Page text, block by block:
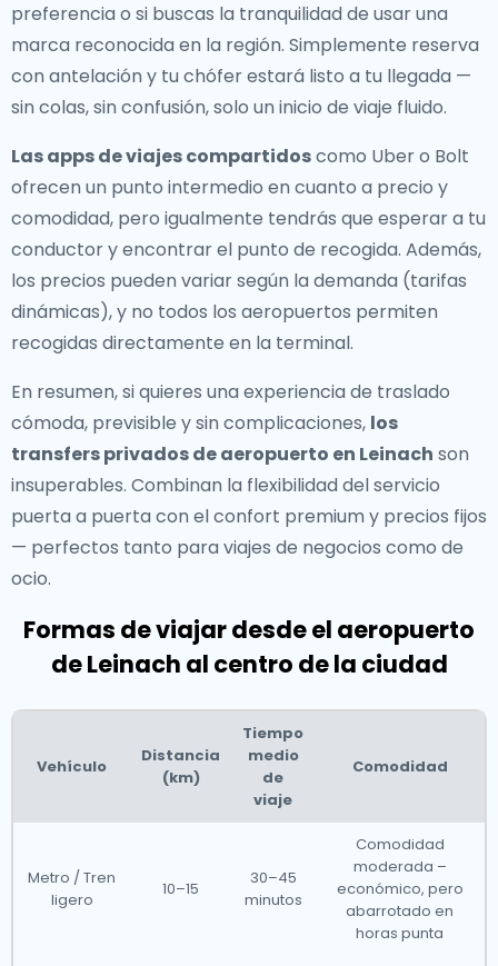
preferencia o si buscas la tranquilidad de usar una
marca reconocida en la región. Simplemente reserva
con antelación y tu chófer estará listo a tu llegada —
sin colas, sin confusión, solo un inicio de viaje fluido.
Las apps de viajes compartidoscomo Uber o Bolt
ofrecen un punto intermedio en cuanto a precio y
comodidad, pero igualmente tendrás que esperar a tu
conductor y encontrar el punto de recogida. Además,
los precios pueden variar según la demanda (tarifas
dinámicas), y no todos los aeropuertos permiten
recogidas directamente en la terminal.
En resumen, si quieres una experiencia de traslado
cómoda, previsible y sin complicaciones, los
transfers privados de aeropuerto en Leinach son
insuperables. Combinan la flexibilidad del servicio
puerta a puerta con el confort premium y precios fijos
— perfectos tanto para viajes de negocios como de
ocio.
Formas de viajar desde el aeropuerto
de Leinach al centro de la ciudad
Vehículo
Distancia
(km)
Tiempo
medio
de
viaje
Comodidad
Metro / Tren
ligero
10–15
30–45
minutos
Comodidad
moderada –
económico, pero
abarrotado en
horas punta